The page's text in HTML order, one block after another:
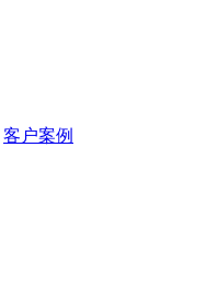
客户案例